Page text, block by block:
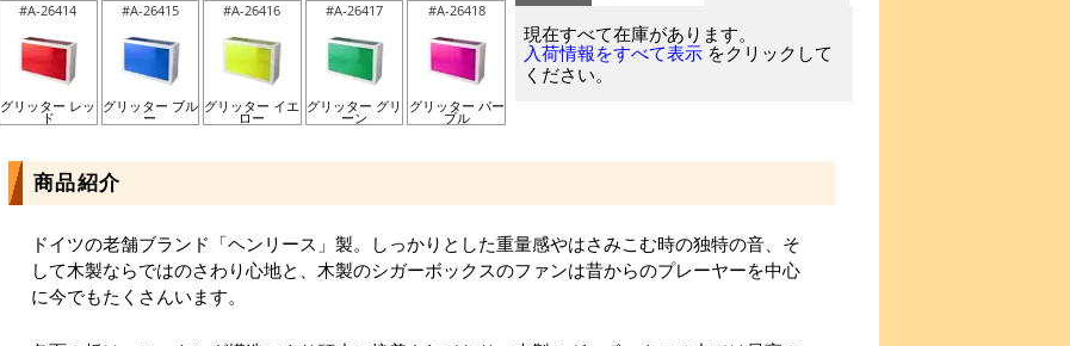
#A-26414
グリッター レッ
ド
#A-26415
グリッター ブル
ー
#A-26416
グリッター イエ
ロー
#A-26417
グリッター グリ
ーン
#A-26418
グリッター パー
プル
現在すべて在庫があります。
入荷情報をすべて表示 をクリックして
ください。
商品紹介
ドイツの老舗ブランド「ヘンリース」製。しっかりとした重量感やはさみこむ時の独特の音、そ
して木製ならではのさわり心地と、木製のシガーボックスのファンは昔からのプレーヤーを中心
に今でもたくさんいます。